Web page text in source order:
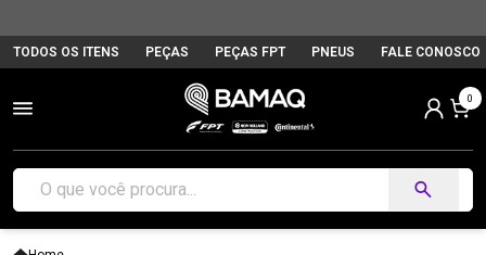
TODOS OS ITENS PEÇAS PEÇAS FPT PNEUS FALE CONOSCO
0